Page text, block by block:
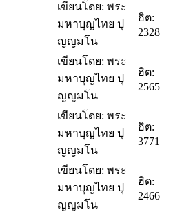
เขียนโดย: พระ
มหาบุญไทย ปุ
ญญมโน
ฮิต:
2328
เขียนโดย: พระ
มหาบุญไทย ปุ
ญญมโน
ฮิต:
2565
เขียนโดย: พระ
มหาบุญไทย ปุ
ญญมโน
ฮิต:
3771
เขียนโดย: พระ
มหาบุญไทย ปุ
ญญมโน
ฮิต:
2466